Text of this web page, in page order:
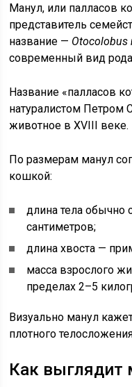
Манул, или палласов
представитель
название — Otocolobus
современный вид рода
Название «палласов
натуралистом
животное в XVIII веке.
По размерам манул
кошкой:
длина тела обычно
сантиметров;
длина хвоста —
масса взрослого
пределах 2–5
Визуально манул
плотного
Как выглядит